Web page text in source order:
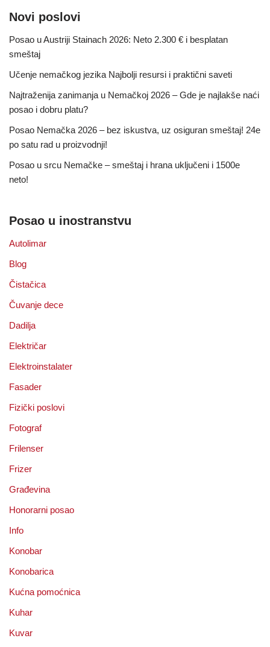
Novi poslovi
Posao u Austriji Stainach 2026: Neto 2.300 € i besplatan
smeštaj
Učenje nemačkog jezika Najbolji resursi i praktični saveti
Najtraženija zanimanja u Nemačkoj 2026 – Gde je najlakše naći
posao i dobru platu?
Posao Nemačka 2026 – bez iskustva, uz osiguran smeštaj! 24e
po satu rad u proizvodnji!
Posao u srcu Nemačke – smeštaj i hrana uključeni i 1500e
neto!
Posao u inostranstvu
Autolimar
Blog
Čistačica
Čuvanje dece
Dadilja
Električar
Elektroinstalater
Fasader
Fizički poslovi
Fotograf
Frilenser
Frizer
Građevina
Honorarni posao
Info
Konobar
Konobarica
Kućna pomoćnica
Kuhar
Kuvar